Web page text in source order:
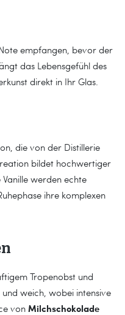
empfangen, bevor der
das Lebensgefühl des
direkt in Ihr Glas.
die von der Distillerie
bildet hochwertiger
werden echte
ihre komplexen
Tropenobst und
weich, wobei intensive
vonMilchschokolade